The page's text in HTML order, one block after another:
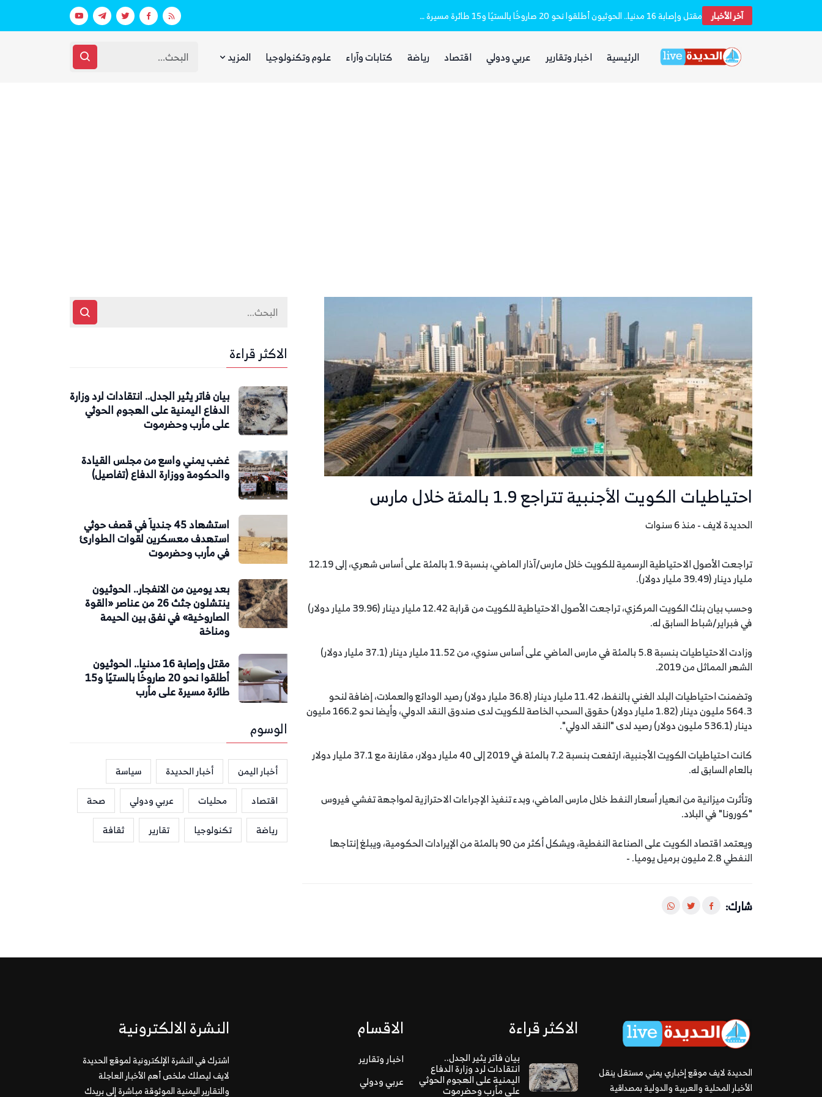
آخر الأخبار مقتل وإصابة 16 مدنيا.. الحوثيون أطلقوا نحو 20 صاروخًا بالستيًا و15 طائرة مسيرة على مأرب غضب يمني واسع من مجلس القيادة والحكومة ووزارة الدفاع (تفاصيل)
الرئيسية اخبار وتقارير عربي ودولي اقتصاد رياضة كتابات وآراء علوم وتكنولوجيا المزيد
احتياطيات الكويت الأجنبية تتراجع 1.9 بالمئة خلال مارس
الحديدة لايف - منذ 6 سنوات
تراجعت الأصول الاحتياطية الرسمية للكويت خلال مارس/آذار الماضي، بنسبة 1.9 بالمئة على أساس شهري، إلى 12.19
مليار دينار (39.49 مليار دولار).
وحسب بيان بنك الكويت المركزي، تراجعت الأصول الاحتياطية للكويت من قرابة 12.42 مليار دينار (39.96 مليار دولار)
في فبراير/شباط السابق له.
وزادت الاحتياطيات بنسبة 5.8 بالمئة في مارس الماضي على أساس سنوي، من 11.52 مليار دينار (37.1 مليار دولار)
الشهر المماثل من 2019.
وتضمنت احتياطيات البلد الغني بالنفط، 11.42 مليار دينار (36.8 مليار دولار) رصيد الودائع والعملات، إضافة لنحو
564.3 مليون دينار (1.82 مليار دولار) حقوق السحب الخاصة للكويت لدى صندوق النقد الدولي، وأيضا نحو 166.2 مليون
دينار (536.1 مليون دولار) رصيد لدى "النقد الدولي".
كانت احتياطيات الكويت الأجنبية، ارتفعت بنسبة 7.2 بالمئة في 2019 إلى 40 مليار دولار، مقارنة مع 37.1 مليار دولار
بالعام السابق له.
وتأثرت ميزانية من انهيار أسعار النفط خلال مارس الماضي، وبدء تنفيذ الإجراءات الاحترازية لمواجهة تفشي فيروس
"كورونا" في البلاد.
ويعتمد اقتصاد الكويت على الصناعة النفطية، ويشكل أكثر من 90 بالمئة من الإيرادات الحكومية، ويبلغ إنتاجها
النفطي 2.8 مليون برميل يوميا. -
شارك:
الاكثر قراءة
بيان فاتر يثير الجدل.. انتقادات لرد وزارة
الدفاع اليمنية على الهجوم الحوثي
على مأرب وحضرموت
غضب يمني واسع من مجلس القيادة
والحكومة ووزارة الدفاع (تفاصيل)
استشهاد 45 جندياً في قصف حوثي
استهدف معسكرين لقوات الطوارئ
في مأرب وحضرموت
بعد يومين من الانفجار.. الحوثيون
ينتشلون جثث 26 من عناصر «القوة
الصاروخية» في نفق بين الحيمة
ومناخة
مقتل وإصابة 16 مدنيا.. الحوثيون
أطلقوا نحو 20 صاروخًا بالستيًا و15
طائرة مسيرة على مأرب
الوسوم
أخبار اليمن أخبار الحديدة
سياسة
اقتصاد
محليات عربي ودولي
صحة
رياضة
تكنولوجيا تقارير ثقافة
الحديدة لايف موقع إخباري يمني مستقل ينقل
الأخبار المحلية والعربية والدولية بمصداقية
الاكثر قراءة
بيان فاتر يثير الجدل..
انتقادات لرد وزارة الدفاع
اليمنية على الهجوم الحوثي
على مأرب وحضرموت
الاقسام
اخبار وتقارير
عربي ودولي
النشرة الالكترونية
اشترك في النشرة الإلكترونية لموقع الحديدة
لايف ليصلك ملخص أهم الأخبار العاجلة
والتقارير اليمنية الموثوقة مباشرة إلى بريدك